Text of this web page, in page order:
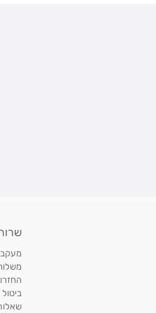
• לפניות ובירורים בנושא משלוחים
כתובת: אבא
• יש לוודא שחבילה התקבלה טרם